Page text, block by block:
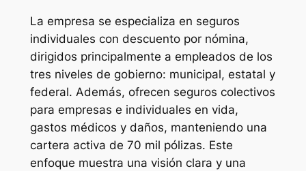
La empresa se especializa en seguros
individuales con descuento por nómina,
dirigidos principalmente a empleados de los
tres niveles de gobierno: municipal, estatal y
federal. Además, ofrecen seguros colectivos
para empresas e individuales en vida,
gastos médicos y daños, manteniendo una
cartera activa de 70 mil pólizas. Este
enfoque muestra una visión clara y una